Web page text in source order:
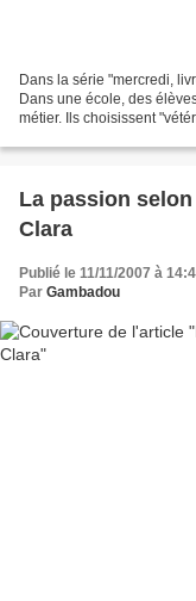
Dans la série "mercredi,
Dans une école, des
métier. Ils choisissent
La passion
Clara
Publié le 11/11/2007 à
Par Gambadou